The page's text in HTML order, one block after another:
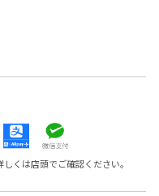
くは店頭でご確認ください。